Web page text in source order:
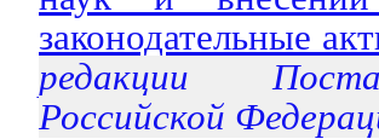
законодательные
редакции
Российской